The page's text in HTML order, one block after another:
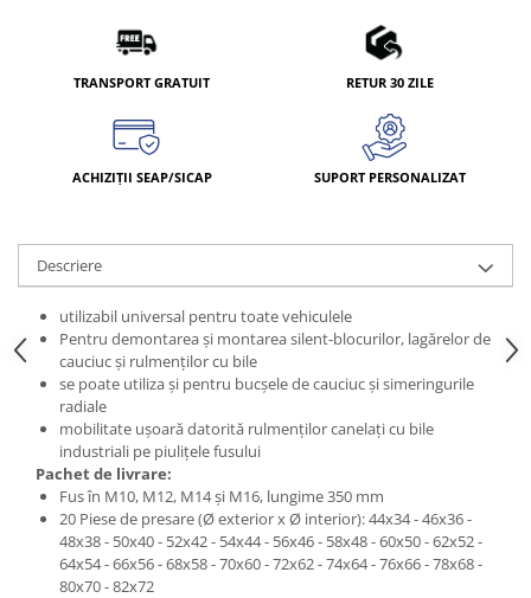
TRANSPORT GRATUIT RETUR 30 ZILE
ACHIZIȚII SEAP/SICAP SUPORT PERSONALIZAT
Descriere
utilizabil universal pentru toate vehiculele
Pentru demontarea şi montarea silent-blocurilor, lagărelor de
cauciuc şi rulmenţilor cu bile
se poate utiliza şi pentru bucşele de cauciuc şi simeringurile
radiale
mobilitate uşoară datorită rulmenţilor canelaţi cu bile
industriali pe piuliţele fusului
Pachet de livrare:
Fus în M10, M12, M14 şi M16, lungime 350 mm
20 Piese de presare (Ø exterior x Ø interior): 44x34 - 46x36 -
48x38 - 50x40 - 52x42 - 54x44 - 56x46 - 58x48 - 60x50 - 62x52 -
64x54 - 66x56 - 68x58 - 70x60 - 72x62 - 74x64 - 76x66 - 78x68 -
80x70 - 82x72